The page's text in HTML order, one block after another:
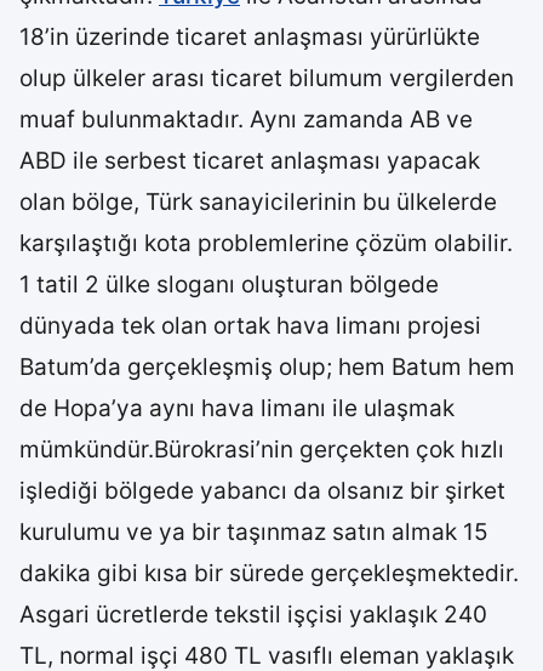
18’in üzerinde ticaret anlaşması yürürlükte
olup ülkeler arası ticaret bilumum vergilerden
muaf bulunmaktadır. Aynı zamanda AB ve
ABD ile serbest ticaret anlaşması yapacak
olan bölge, Türk sanayicilerinin bu ülkelerde
karşılaştığı kota problemlerine çözüm olabilir.
1 tatil 2 ülke sloganı oluşturan bölgede
dünyada tek olan ortak hava limanı projesi
Batum’da gerçekleşmiş olup; hem Batum hem
de Hopa’ya aynı hava limanı ile ulaşmak
mümkündür.Bürokrasi’nin gerçekten çok hızlı
işlediği bölgede yabancı da olsanız bir şirket
kurulumu ve ya bir taşınmaz satın almak 15
dakika gibi kısa bir sürede gerçekleşmektedir.
Asgari ücretlerde tekstil işçisi yaklaşık 240
TL, normal işçi 480 TL vasıflı eleman yaklaşık